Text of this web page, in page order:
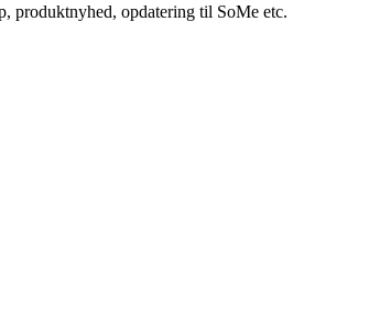
produktnyhed, opdatering til SoMe etc.